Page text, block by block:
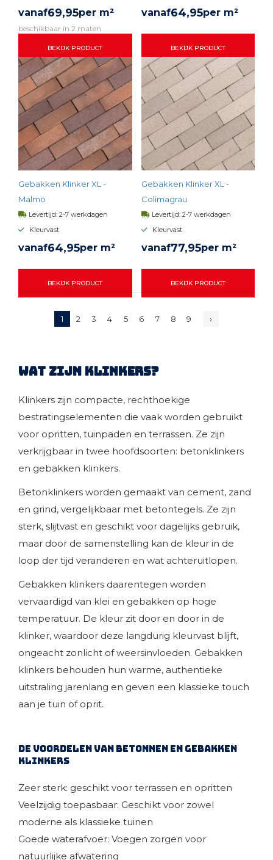
vanaf69,95per m²
beschikbaar in 2 maten
BEKIJK PRODUCT
vanaf64,95per m²
BEKIJK PRODUCT
Gebakken Klinker XL -
Malmö
Levertijd: 2-7 werkdagen
Kleurvast
vanaf64,95per m²
BEKIJK PRODUCT
Gebakken Klinker XL -
Colimagrau
Levertijd: 2-7 werkdagen
Kleurvast
vanaf77,95per m²
BEKIJK PRODUCT
1 2 3 4 5 6 7 8 9 ›
Wat zijn klinkers?
Klinkers zijn compacte, rechthoekige
bestratingselementen die vaak worden gebruikt
voor opritten, tuinpaden en terrassen. Ze zijn
verkrijgbaar in twee hoofdsoorten: betonklinkers
en gebakken klinkers.
Betonklinkers worden gemaakt van cement, zand
en grind, vergelijkbaar met betontegels. Ze zijn
sterk, slijtvast en geschikt voor dagelijks gebruik,
maar door de samenstelling kan de kleur in de
loop der tijd veranderen en wat achteruitlopen.
Gebakken klinkers daarentegen worden
vervaardigd van klei en gebakken op hoge
temperatuur. De kleur zit door en door in de
klinker, waardoor deze langdurig kleurvast blijft,
ongeacht zonlicht of weersinvloeden. Gebakken
klinkers behouden hun warme, authentieke
uitstraling jarenlang en geven een klassieke touch
aan je tuin of oprit.
De voordelen van betonnen en gebakken
klinkers
Zeer sterk: geschikt voor terrassen en opritten
Veelzijdig toepasbaar: Geschikt voor zowel
moderne als klassieke tuinen
Goede waterafvoer: Voegen zorgen voor
natuurlijke afwatering